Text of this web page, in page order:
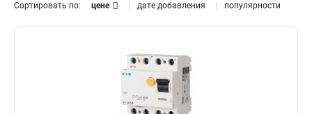
Сортировать по: цене дате добавления популярности